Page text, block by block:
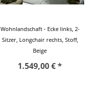
Wohnlandschaft - Ecke links, 2-
Sitzer, Longchair rechts, Stoff,
Beige
1.549,00 € *